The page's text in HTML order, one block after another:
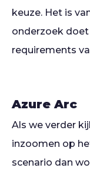
keuze. Het is
onderzoek doet
requirements
Azure Arc
Als we verder
inzoomen op
scenario dan